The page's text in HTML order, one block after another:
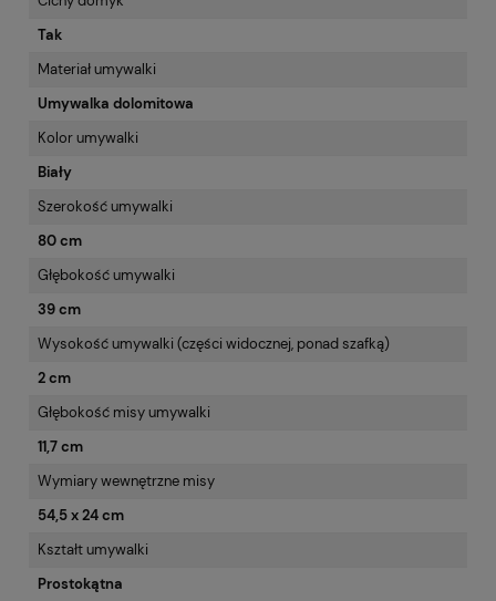
Tak
Materiał umywalki
Umywalka dolomitowa
Kolor umywalki
Biały
Szerokość umywalki
80 cm
Głębokość umywalki
39 cm
Wysokość umywalki (części widocznej, ponad szafką)
2 cm
Głębokość misy umywalki
11,7 cm
Wymiary wewnętrzne misy
54,5 x 24 cm
Kształt umywalki
Prostokątna